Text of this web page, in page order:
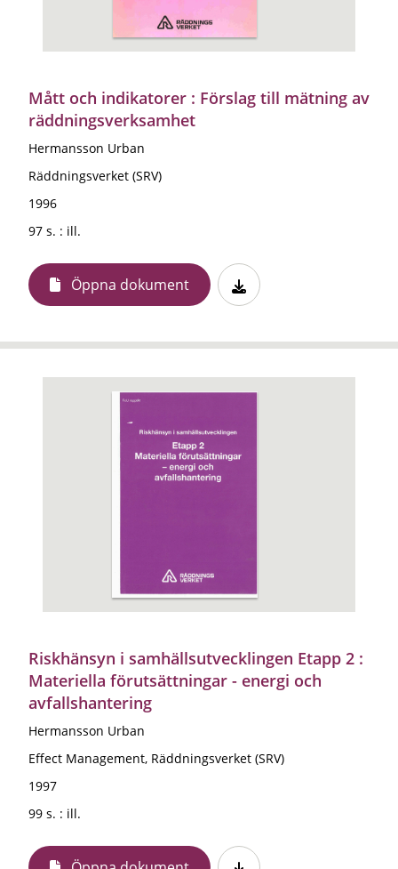
Mått och indikatorer : Förslag till mätning av
räddningsverksamhet
Hermansson Urban
Räddningsverket (SRV)
1996
97 s. : ill.
Öppna dokument
Riskhänsyn i samhällsutvecklingen Etapp 2 :
Materiella förutsättningar - energi och
avfallshantering
Hermansson Urban
Effect Management, Räddningsverket (SRV)
1997
99 s. : ill.